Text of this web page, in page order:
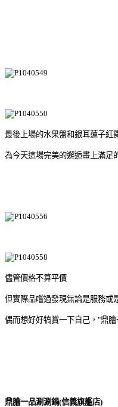
最後上場的水果盤和銀耳蓮子紅
為今天這場完美的邂逅畫上滿足
儘管價格不算平價
但實際品嚐過發現無論是服務或
偶而想好好犒賞一下自己，"鼎
鼎膾一品涮涮鍋(信義旗艦店)